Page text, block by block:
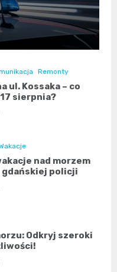
Remonty
ul. Kossaka – co
sierpnia?
nad morzem
gdańskiej policji
Odkryj szeroki